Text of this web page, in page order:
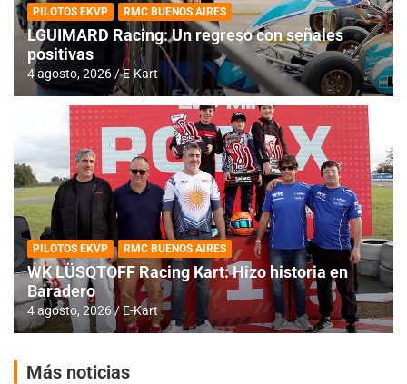
PILOTOS EKVP RMC BUENOS AIRES
LGUIMARD Racing: Un regreso con señales
positivas
4 agosto, 2026 E-Kart
PILOTOS EKVP RMC BUENOS AIRES
WK LÜSQTOFF Racing Kart: Hizo historia en
Baradero
4 agosto, 2026 E-Kart
Más noticias